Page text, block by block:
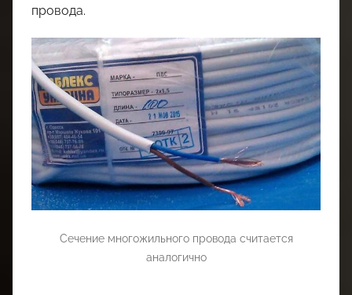
провода.
Сечение многожильного провода считается
аналогично